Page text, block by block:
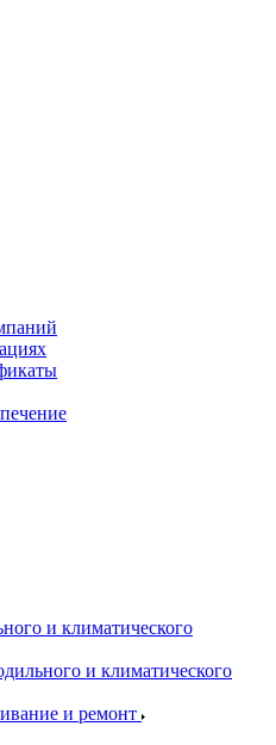
и климатического
и климатического
и ремонт